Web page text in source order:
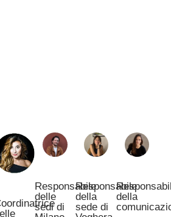
Responsabile
delle
sedi di
Responsabile
della
sede di
della